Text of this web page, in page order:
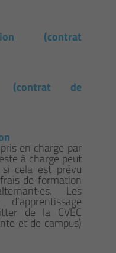
(contrat
(contrat de
en charge par
à charge peut
cela est prévu
de formation
Les
de la CVEC
et de campus)